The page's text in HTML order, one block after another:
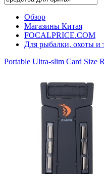
Обзор
Магазины Китая
FOCALPRICE.COM
Для рыбалки, охоты и
Portable Ultra-slim Card Size